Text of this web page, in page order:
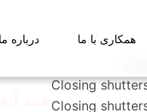
همکاری با ما درباره